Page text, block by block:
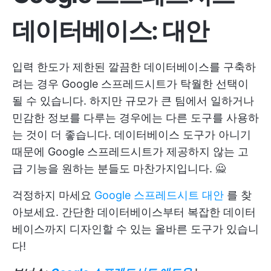
데이터베이스: 대안
입력 한도가 제한된 깔끔한 데이터베이스를 구축하
려는 경우 Google 스프레드시트가 탁월한 선택이
될 수 있습니다. 하지만 규모가 큰 팀에서 일하거나
민감한 정보를 다루는 경우에는 다른 도구를 사용하
는 것이 더 좋습니다. 데이터베이스 도구가 아니기
때문에 Google 스프레드시트가 제공하지 않는 고
급 기능을 원하는 분들도 마찬가지입니다. 🙅
걱정하지 마세요 Google 스프레드시트 대안 를 찾
아보세요. 간단한 데이터베이스부터 복잡한 데이터
베이스까지 디자인할 수 있는 올바른 도구가 있습니
다!